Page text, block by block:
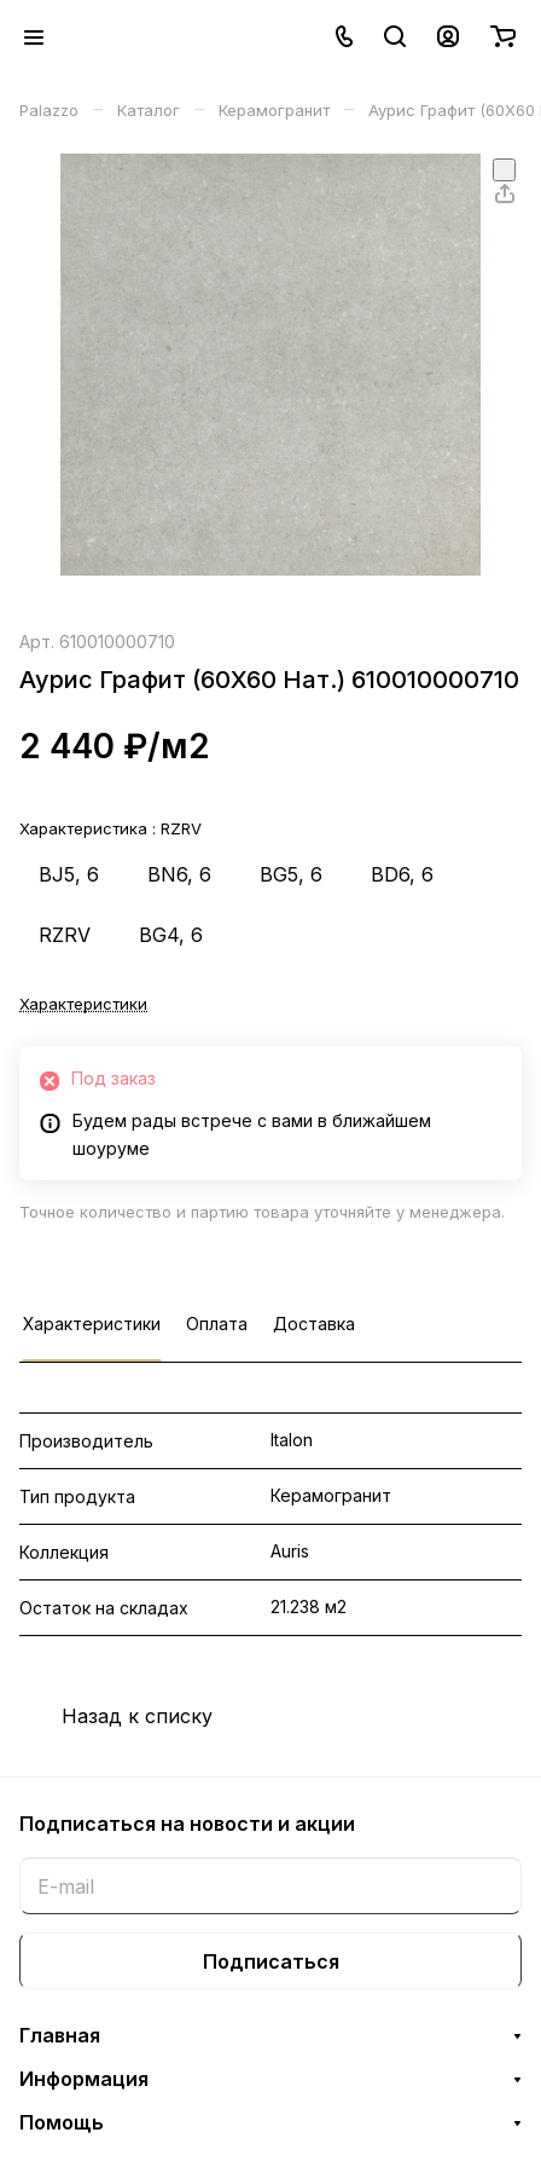
Palazzo – Каталог – Керамогранит – Аурис Графит (60X60
Арт. 610010000710
Аурис Графит (60X60 Нат.) 610010000710
2 440 ₽/м2
Характеристика : RZRV
BJ5, 6 BN6, 6 BG5, 6 BD6, 6
RZRV BG4, 6
Характеристики
Под заказ
Будем рады встрече с вами в ближайшем
шоуруме
Точное количество и партию товара уточняйте у менеджера.
Характеристики Оплата Доставка
Производитель Italon
Тип продукта Керамогранит
Коллекция Auris
Остаток на складах 21.238 м2
Назад к списку
Подписаться на новости и акции
Подписаться
Главная
Информация
Помощь